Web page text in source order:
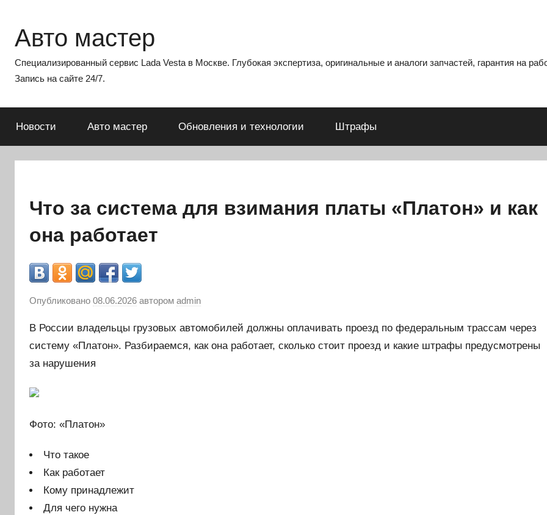
содержимому
Авто мастер
Специализированный сервис Lada Vesta в Москве. Глубокая экспертиза, оригинальные и аналоги запчастей, гарантия на
Запись на сайте 24/7.
Новости Авто мастер Обновления и технологии Штрафы
Что за система для взимания платы «Платон» и как
она работает
Опубликовано 08.06.2026 автором admin
В России владельцы грузовых автомобилей должны оплачивать проезд по федеральным трассам через
систему «Платон». Разбираемся, как она работает, сколько стоит проезд и какие штрафы предусмотрены
за нарушения
Фото: «Платон»
Что такое
Как работает
Кому принадлежит
Для чего нужна